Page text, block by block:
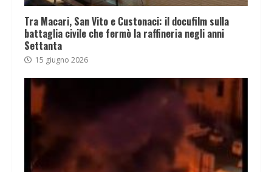
Tra Macari, San Vito e Custonaci: il docufilm sulla
battaglia civile che fermò la raffineria negli anni
Settanta
15 giugno 2026